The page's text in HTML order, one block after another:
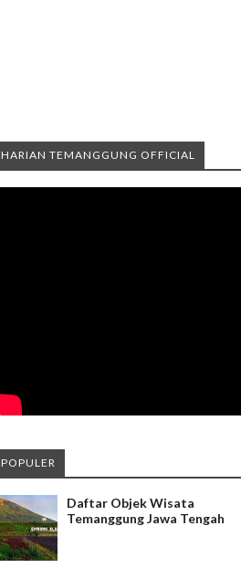
HARIAN TEMANGGUNG OFFICIAL
POPULER
Daftar Objek Wisata
Temanggung Jawa Tengah